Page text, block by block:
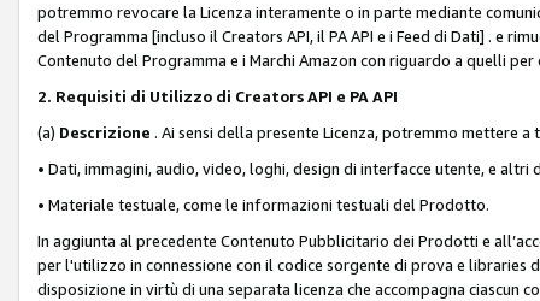
potremmo revocare la Licenza interamente o in parte mediante
del Programma [incluso il Creators API, il PA API e i Feed di Dati] . e
Contenuto del Programma e i Marchi Amazon con riguardo a quelli
2. Requisiti di Utilizzo di Creators API e PA API
(a) Descrizione . Ai sensi della presente Licenza, potremmo mettere
• Dati, immagini, audio, video, loghi, design di interfacce utente, e altri
• Materiale testuale, come le informazioni testuali del Prodotto.
In aggiunta al precedente Contenuto Pubblicitario dei Prodotti e
per l'utilizzo in connessione con il codice sorgente di prova e libraries
disposizione in virtù di una separata licenza che accompagna ciascun